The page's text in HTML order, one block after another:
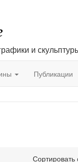
и
Публикации
Сортировать